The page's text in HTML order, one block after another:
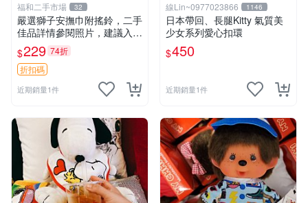
福和二手市場 32
嚴選獅子安撫巾附搖鈴，二手
佳品詳情參閱照片，建議入手
前多加斟酌。獅子 撫慰巾 達
人必備
$229 74折
折扣碼
近期銷量1件
線Lin~0977023866 1146
日本帶回、長腿Kitty 氣質美
少女系列愛心扣環
$450
近期銷量1件